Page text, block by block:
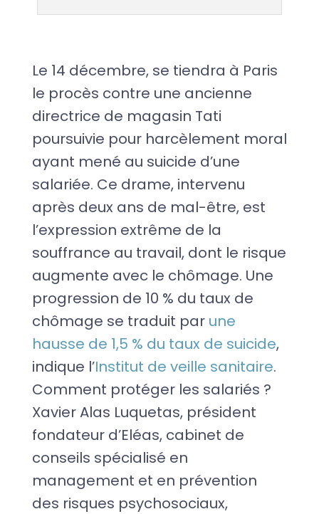
Le 14 décembre, se tiendra à Paris
le procès contre une ancienne
directrice de magasin Tati
poursuivie pour harcèlement moral
ayant mené au suicide d’une
salariée. Ce drame, intervenu
après deux ans de mal-être, est
l’expression extrême de la
souffrance au travail, dont le risque
augmente avec le chômage. Une
progression de 10 % du taux de
chômage se traduit par une
hausse de 1,5 % du taux de suicide,
indique l’Institut de veille sanitaire.
Comment protéger les salariés ?
Xavier Alas Luquetas, président
fondateur d’Eléas, cabinet de
conseils spécialisé en
management et en prévention
des risques psychosociaux,